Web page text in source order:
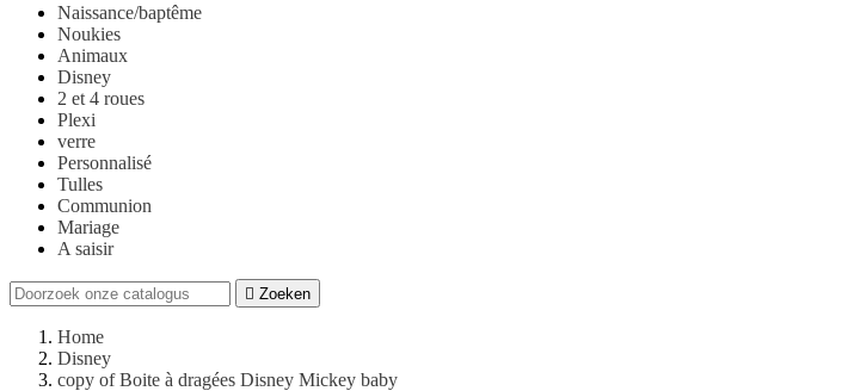
Naissance/baptême
Noukies
Animaux
Disney
2 et 4 roues
Plexi
verre
Personnalisé
Tulles
Communion
Mariage
A saisir
 Zoeken
Home
Disney
copy of Boite à dragées Disney Mickey baby